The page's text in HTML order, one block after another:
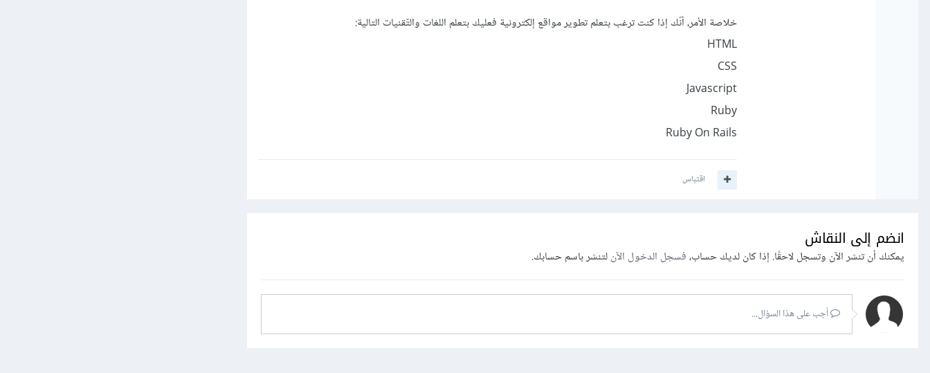
خلاصة الأمر، أنّك إذا كنت ترغب بتعلم تطوير مواقع إلكترونية فعليك بتعلم اللغات والتّقنيات التالية:
HTML
CSS
Javascript
Ruby
Ruby On Rails
اقتباس
انضم إلى النقاش
يمكنك أن تنشر الآن وتسجل لاحقًا. إذا كان لديك حساب،فسجل الدخول الآنلتنشر باسم حسابك.
أجب على هذا السؤال...